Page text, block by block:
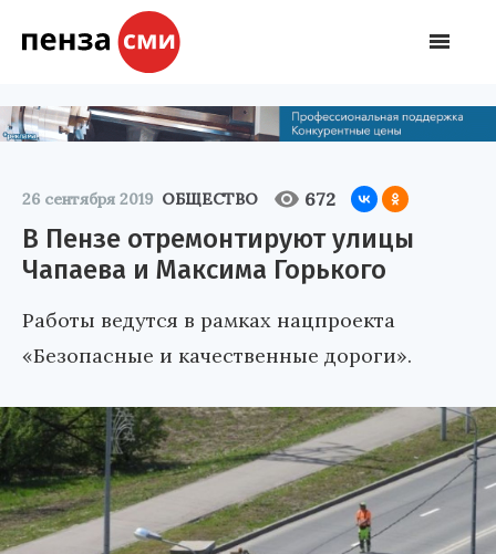
26 сентября 2019 ОБЩЕСТВО 672
В Пензе отремонтируют улицы
Чапаева и Максима Горького
Работы ведутся в рамках нацпроекта
«Безопасные и качественные дороги».